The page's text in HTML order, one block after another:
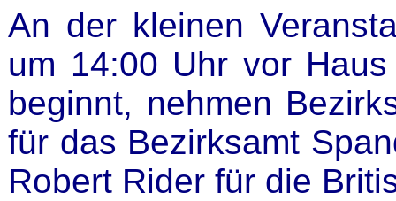
An der kleinen
um 14:00 Uhr vor
beginnt, nehmen
für das Bezirksamt
Robert Rider für die